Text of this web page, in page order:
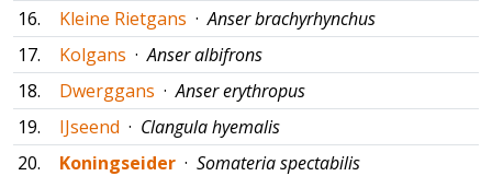
16.
Kleine Rietgans ·Anser brachyrhynchus
17.
Kolgans ·Anser albifrons
18.
Dwerggans ·Anser erythropus
19.
IJseend · Clangula hyemalis
20.
Koningseider · Somateria spectabilis